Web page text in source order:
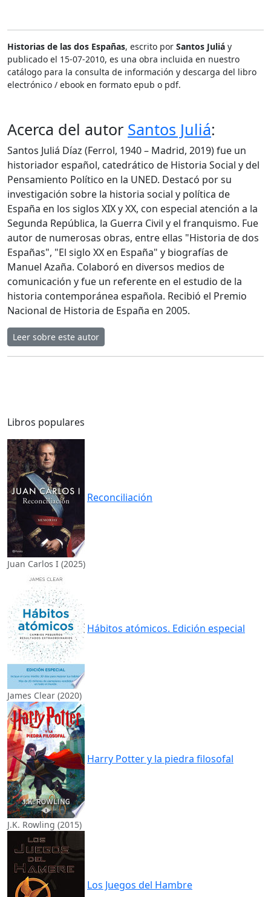
Historias de las dos Españas, escrito por Santos Juliá y
publicado el 15-07-2010, es una obra incluida en nuestro
catálogo para la consulta de información y descarga del libro
electrónico / ebook en formato epub o pdf.
Acerca del autor Santos Juliá:
Santos Juliá Díaz (Ferrol, 1940 – Madrid, 2019) fue un
historiador español, catedrático de Historia Social y del
Pensamiento Político en la UNED. Destacó por su
investigación sobre la historia social y política de
España en los siglos XIX y XX, con especial atención a la
Segunda República, la Guerra Civil y el franquismo. Fue
autor de numerosas obras, entre ellas "Historia de dos
Españas", "El siglo XX en España" y biografías de
Manuel Azaña. Colaboró en diversos medios de
comunicación y fue un referente en el estudio de la
historia contemporánea española. Recibió el Premio
Nacional de Historia de España en 2005.
Leer sobre este autor
Libros populares
Reconciliación
Juan Carlos I (2025)
Hábitos atómicos. Edición especial
James Clear (2020)
Harry Potter y la piedra filosofal
J.K. Rowling (2015)
Los Juegos del Hambre